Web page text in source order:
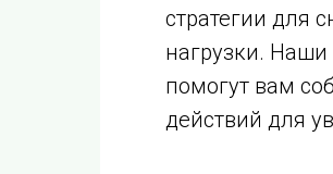
стратегии для
нагрузки.
помогут вам
действий для